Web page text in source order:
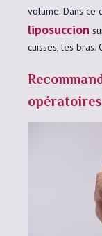
volume. Dans ce
liposuccion
cuisses, les bras.
opératoires